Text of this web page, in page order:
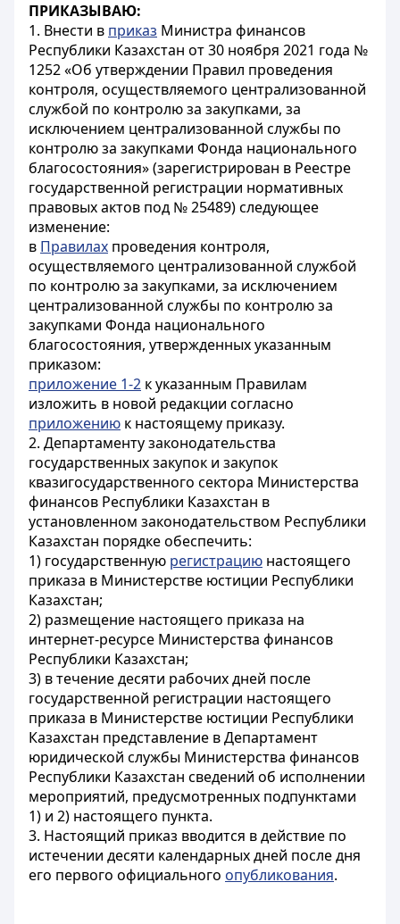
ПРИКАЗЫВАЮ:
1. Внести в приказ Министра финансов
Республики Казахстан от 30 ноября 2021 года №
1252 «Об утверждении Правил проведения
контроля, осуществляемого централизованной
службой по контролю за закупками, за
исключением централизованной службы по
контролю за закупками Фонда национального
благосостояния» (зарегистрирован в Реестре
государственной регистрации нормативных
правовых актов под № 25489) следующее
изменение:
в Правилах проведения контроля,
осуществляемого централизованной службой
по контролю за закупками, за исключением
централизованной службы по контролю за
закупками Фонда национального
благосостояния, утвержденных указанным
приказом:
приложение 1-2 к указанным Правилам
изложить в новой редакции согласно
приложению к настоящему приказу.
2. Департаменту законодательства
государственных закупок и закупок
квазигосударственного сектора Министерства
финансов Республики Казахстан в
установленном законодательством Республики
Казахстан порядке обеспечить:
1) государственную регистрацию настоящего
приказа в Министерстве юстиции Республики
Казахстан;
2) размещение настоящего приказа на
интернет-ресурсе Министерства финансов
Республики Казахстан;
3) в течение десяти рабочих дней после
государственной регистрации настоящего
приказа в Министерстве юстиции Республики
Казахстан представление в Департамент
юридической службы Министерства финансов
Республики Казахстан сведений об исполнении
мероприятий, предусмотренных подпунктами
1) и 2) настоящего пункта.
3. Настоящий приказ вводится в действие по
истечении десяти календарных дней после дня
его первого официального опубликования.